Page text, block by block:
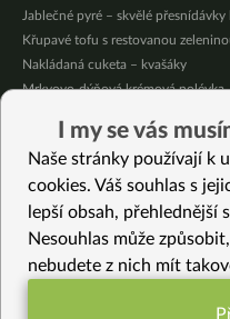
Jablečné pyré – skvělé přesnídávky
Křupavé tofu s restovanou
Nakládaná cuketa – kvašáky
Mrkvovo-dýňová krémová polévka
Osvěžující čaj s citronovými
Nepečený jablečný dort s rybízem
Vybrané recepty
Nakládaná cuketa – na delší
Salát z polníčku s hořčičnou
I my se vás
Naše stránky používají k
cookies. Váš souhlas s
lepší obsah, přehlednější
Nesouhlas může
nebudete z nich mít